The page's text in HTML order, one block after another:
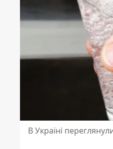
В Україні